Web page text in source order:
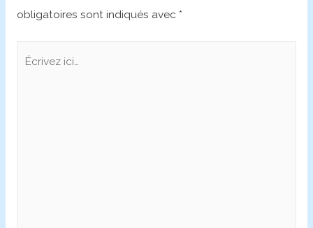
obligatoires sont indiqués avec *